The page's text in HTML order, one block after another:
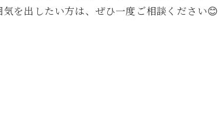
を出したい方は、ぜひ一度ご相談ください😊